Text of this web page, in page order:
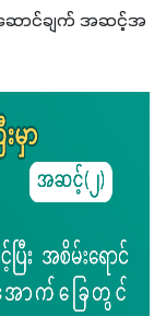
ောင်ချက် အဆင့်အ